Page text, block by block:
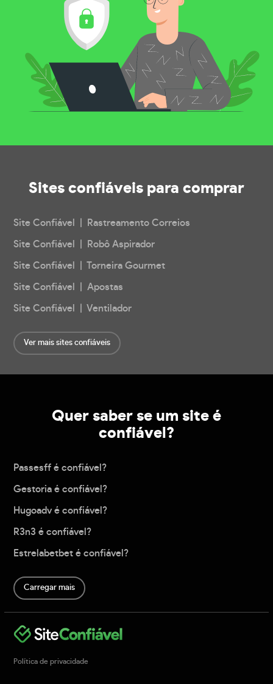
Sites confiáveis para comprar
Site Confiável | Rastreamento Correios
Site Confiável | Robô Aspirador
Site Confiável | Torneira Gourmet
Site Confiável | Apostas
Site Confiável | Ventilador
Ver mais sites confiáveis
Quer saber se um site é
confiável?
Passesff é confiável?
Gestoria é confiável?
Hugoadv é confiável?
R3n3 é confiável?
Estrelabetbet é confiável?
Carregar mais
Política de privacidade